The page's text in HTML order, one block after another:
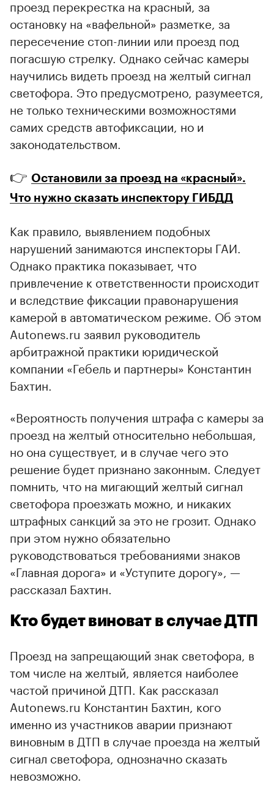
проезд перекрестка на красный, за
остановку на «вафельной» разметке, за
пересечение стоп-линии или проезд под
погасшую стрелку. Однако сейчас камеры
научились видеть проезд на желтый сигнал
светофора. Это предусмотрено, разумеется,
не только техническими возможностями
самих средств автофиксации, но и
законодательством.
👉 Остановили за проезд на «красный».
Что нужно сказать инспектору ГИБДД
Как правило, выявлением подобных
нарушений занимаются инспекторы ГАИ.
Однако практика показывает, что
привлечение к ответственности происходит
и вследствие фиксации правонарушения
камерой в автоматическом режиме. Об этом
Autonews.ru заявил руководитель
арбитражной практики юридической
компании «Гебель и партнеры» Константин
Бахтин.
«Вероятность получения штрафа с камеры за
проезд на желтый относительно небольшая,
но она существует, и в случае чего это
решение будет признано законным. Следует
помнить, что на мигающий желтый сигнал
светофора проезжать можно, и никаких
штрафных санкций за это не грозит. Однако
при этом нужно обязательно
руководствоваться требованиями знаков
«Главная дорога» и «Уступите дорогу», —
рассказал Бахтин.
Кто будет виноват в случае ДТП
Проезд на запрещающий знак светофора, в
том числе на желтый, является наиболее
частой причиной ДТП. Как рассказал
Autonews.ru Константин Бахтин, кого
именно из участников аварии признают
виновным в ДТП в случае проезда на желтый
сигнал светофора, однозначно сказать
невозможно.